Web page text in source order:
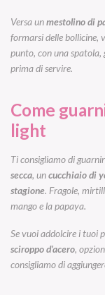
Versa unmestolino di
formarsi delle bollicine,
punto, con una spatola,
prima di servire.
Come
light
Ti consigliamo di
secca, uncucchiaio di
stagione. Fragole,
mango e la papaya.
Se vuoi addolcire i tuoi
sciroppo d’acero,
consigliamo di